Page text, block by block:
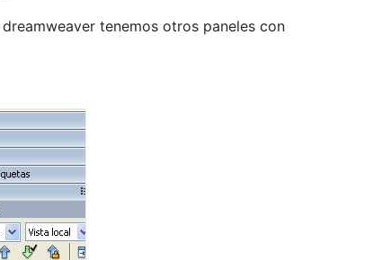
tenemos otros paneles con